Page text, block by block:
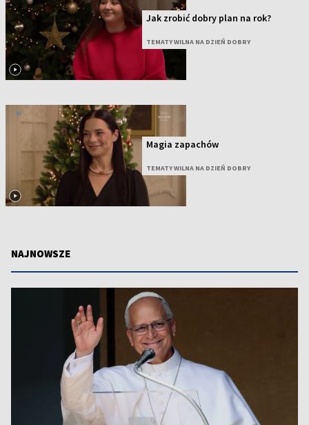
Jak zrobić dobry plan na rok?
TEMATY WILNA NA DZIEŃ DOBRY
Magia zapachów
TEMATY WILNA NA DZIEŃ DOBRY
NAJNOWSZE